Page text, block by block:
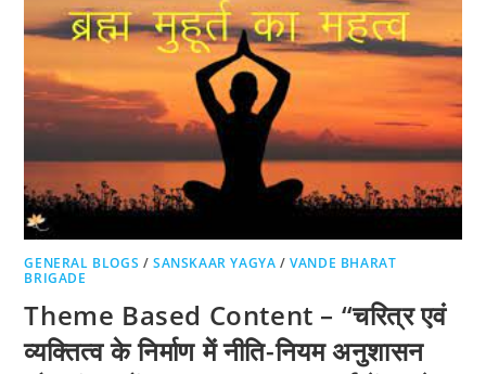
GENERAL BLOGS /SANSKAAR YAGYA /VANDE BHARAT
BRIGADE
Theme Based Content – “चरित्र एवं
व्यक्तित्व के निर्माण में नीति-नियम अनुशासन